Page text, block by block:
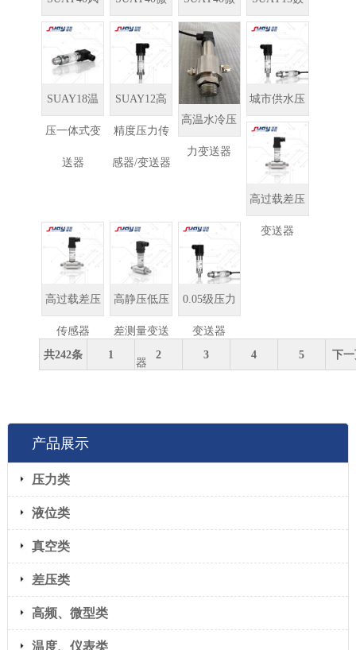
压变送器 压力变送器 压力传感器 字压力传感
器/变送器
SUAY18温
压一体式变
送器
SUAY12高
精度压力传
感器/变送器
高温水冷压
力变送器
城市供水压
力传感器
高过载差压
变送器
高过载差压
传感器
高静压低压
差测量变送
器
0.05级压力
变送器
共242条 1 2 3 4 5 下
产品展示
压力类
液位类
真空类
差压类
高频、微型类
温度、仪表类